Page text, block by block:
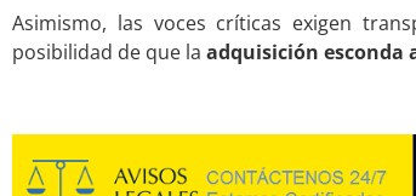
Asimismo, las voces críticas exigen
posibilidad de que la adquisición esconda